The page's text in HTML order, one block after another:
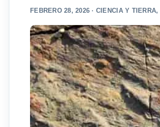
FEBRERO 28, 2026 · CIENCIA Y TIERRA,